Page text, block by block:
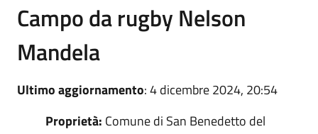
Campo da rugby Nelson
Mandela
Ultimo aggiornamento: 4 dicembre 2024, 20:54
Proprietà: Comune di San Benedetto del